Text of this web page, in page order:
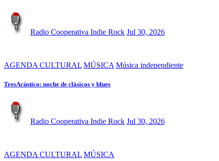
Radio Cooperativa Indie Rock Jul 30, 2026
AGENDA CULTURAL MÚSICA Música independiente
TresAcústico: noche de clásicos y blues
Radio Cooperativa Indie Rock Jul 30, 2026
AGENDA CULTURAL MÚSICA